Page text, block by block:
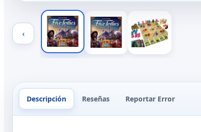
‹
Descripción Reseñas Reportar Error